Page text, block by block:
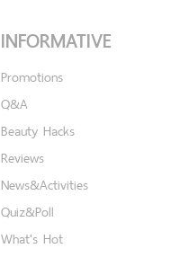
INFORMATIVE
Promotions
Q&A
Beauty Hacks
Reviews
News&Activities
Quiz&Poll
What's Hot